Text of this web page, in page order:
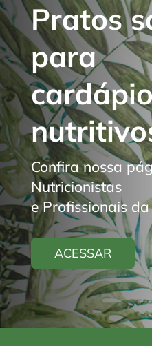
Pratos
para
Confira nossa
Nutricionistas
e Profissionais
ACESSAR